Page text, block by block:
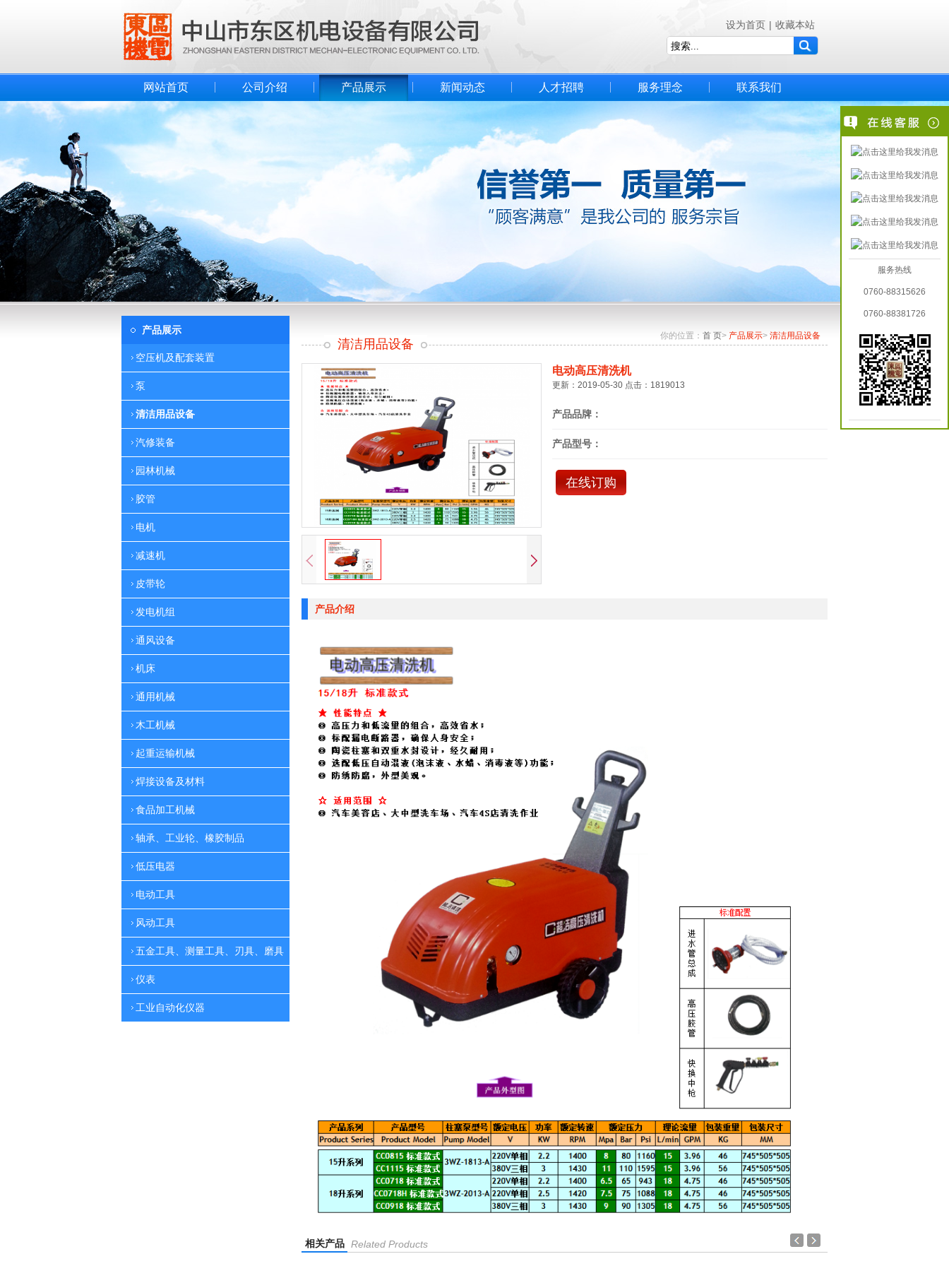
设为首页 | 收藏本站
网站首页 公司介绍 产品展示 新闻动态 人才招聘 服务理念 联系我们
产品展示
空压机及配套装置
泵
清洁用品设备
汽修装备
园林机械
胶管
电机
减速机
皮带轮
发电机组
通风设备
机床
通用机械
木工机械
起重运输机械
焊接设备及材料
食品加工机械
轴承、工业轮、橡胶制品
低压电器
电动工具
风动工具
五金工具、测量工具、刃具、磨具
仪表
工业自动化仪器
你的位置： 首 页> 产品展示> 清洁用品设备
清洁用品设备
电动高压清洗机
更新：2019-05-30 点击：1819013
产品品牌：
产品型号：
在线订购
产品介绍
相关产品 Related Products
服务热线
0760-88315626
0760-88381726